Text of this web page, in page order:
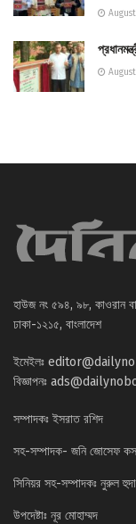
হাউজ নং ৫৯৪, ৯৮, কাওরান
ঢাকা-১২১৫, বাংলাদেশ
ইমেইলঃ
বিজ্ঞাপনঃ
সম্পাদকঃ ইসরাত রশিদ
সহ-সম্পাদক- জনি জোসেফ
সিনিয়র সহ-সম্পাদকঃ নুরুল হুদা
উপদেষ্টাঃ নূর মোহাম্মদ